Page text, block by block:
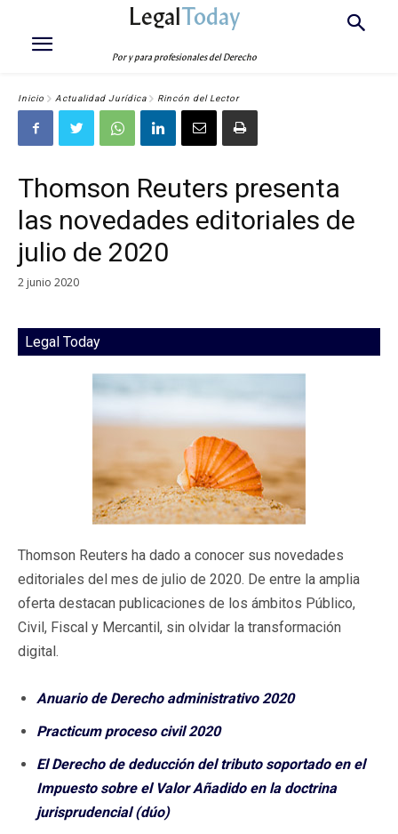
LegalToday
Por y para profesionales del Derecho
Inicio Actualidad Jurídica Rincón del Lector
Thomson Reuters presenta
las novedades editoriales de
julio de 2020
2 junio 2020
Legal Today
Thomson Reuters ha dado a conocer sus novedades
editoriales del mes de julio de 2020. De entre la amplia
oferta destacan publicaciones de los ámbitos Público,
Civil, Fiscal y Mercantil, sin olvidar la transformación
digital.
Anuario de Derecho administrativo 2020
Practicum proceso civil 2020
El Derecho de deducción del tributo soportado en el
Impuesto sobre el Valor Añadido en la doctrina
jurisprudencial (dúo)